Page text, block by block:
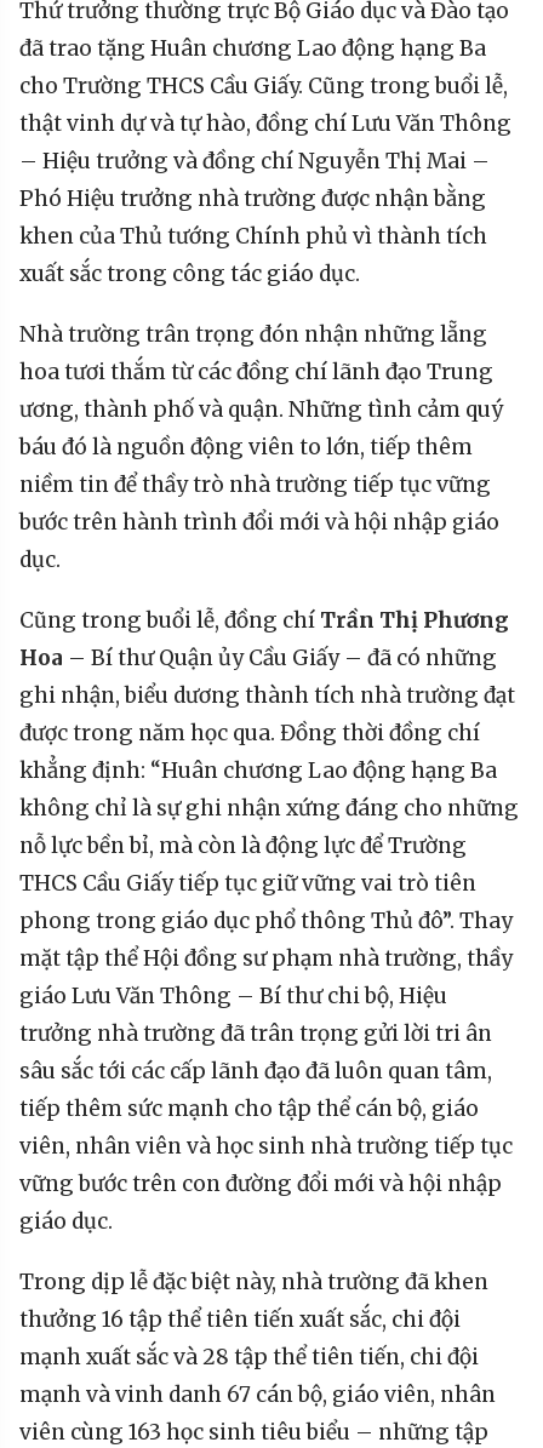
Thứ trưởng thường trực Bộ Giáo dục và Đào tạo
đã trao tặng Huân chương Lao động hạng Ba
cho Trường THCS Cầu Giấy. Cũng trong buổi lễ,
thật vinh dự và tự hào, đồng chí Lưu Văn Thông
– Hiệu trưởng và đồng chí Nguyễn Thị Mai –
Phó Hiệu trưởng nhà trường được nhận bằng
khen của Thủ tướng Chính phủ vì thành tích
xuất sắc trong công tác giáo dục.
Nhà trường trân trọng đón nhận những lẵng
hoa tươi thắm từ các đồng chí lãnh đạo Trung
ương, thành phố và quận. Những tình cảm quý
báu đó là nguồn động viên to lớn, tiếp thêm
niềm tin để thầy trò nhà trường tiếp tục vững
bước trên hành trình đổi mới và hội nhập giáo
dục.
Cũng trong buổi lễ, đồng chí Trần Thị Phương
Hoa – Bí thư Quận ủy Cầu Giấy – đã có những
ghi nhận, biểu dương thành tích nhà trường đạt
được trong năm học qua. Đồng thời đồng chí
khẳng định: “Huân chương Lao động hạng Ba
không chỉ là sự ghi nhận xứng đáng cho những
nỗ lực bền bỉ, mà còn là động lực để Trường
THCS Cầu Giấy tiếp tục giữ vững vai trò tiên
phong trong giáo dục phổ thông Thủ đô”. Thay
mặt tập thể Hội đồng sư phạm nhà trường, thầy
giáo Lưu Văn Thông – Bí thư chi bộ, Hiệu
trưởng nhà trường đã trân trọng gửi lời tri ân
sâu sắc tới các cấp lãnh đạo đã luôn quan tâm,
tiếp thêm sức mạnh cho tập thể cán bộ, giáo
viên, nhân viên và học sinh nhà trường tiếp tục
vững bước trên con đường đổi mới và hội nhập
giáo dục.
Trong dịp lễ đặc biệt này, nhà trường đã khen
thưởng 16 tập thể tiên tiến xuất sắc, chi đội
mạnh xuất sắc và 28 tập thể tiên tiến, chi đội
mạnh và vinh danh 67 cán bộ, giáo viên, nhân
viên cùng 163 học sinh tiêu biểu – những tập